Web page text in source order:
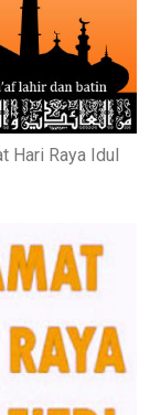
Hari Raya Idul